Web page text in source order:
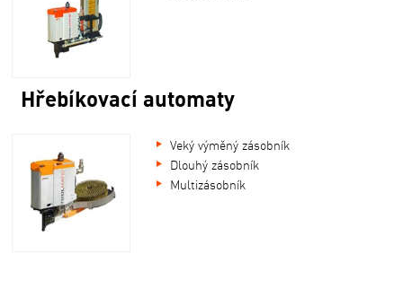
Hřebíkovací automaty
Veký výměný zásobník
Dlouhý zásobník
Multizásobník